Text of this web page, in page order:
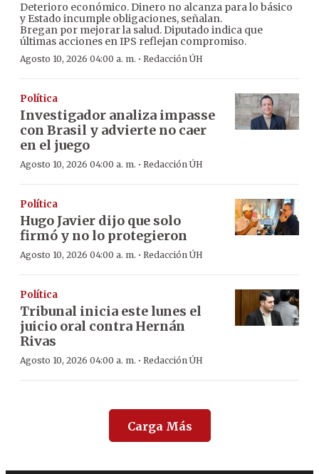
Deterioro económico. Dinero no alcanza para lo básico
y Estado incumple obligaciones, señalan.
Bregan por mejorar la salud. Diputado indica que
últimas acciones en IPS reflejan compromiso.
Agosto 10, 2026 04:00 a. m. · Redacción ÚH
Política
Investigador analiza impasse
con Brasil y advierte no caer
en el juego
Agosto 10, 2026 04:00 a. m. · Redacción ÚH
Política
Hugo Javier dijo que solo
firmó y no lo protegieron
Agosto 10, 2026 04:00 a. m. · Redacción ÚH
Política
Tribunal inicia este lunes el
juicio oral contra Hernán
Rivas
Agosto 10, 2026 04:00 a. m. · Redacción ÚH
Carga Más